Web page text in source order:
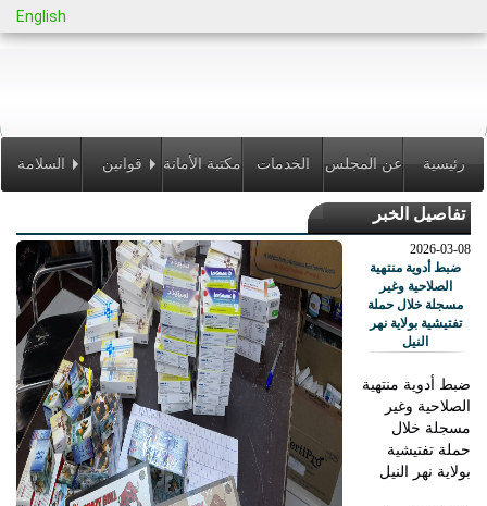
English
السلامة قوانين مكتبة الأمانة الخدمات
الالكترونية
عن المجلس رئيسية
تفاصيل الخبر
2026-03-08
ضبط أدوية منتهية
الصلاحية وغير
مسجلة خلال حملة
تفتيشية بولاية نهر
النيل
ضبط أدوية منتهية
الصلاحية وغير
مسجلة خلال
حملة تفتيشية
بولاية نهر النيل